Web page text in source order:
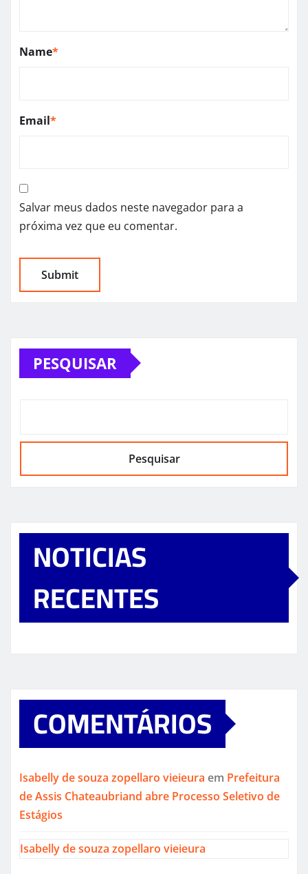
Name*
Email*
Salvar meus dados neste navegador para a
próxima vez que eu comentar.
PESQUISAR
Pesquisar
NOTICIAS
RECENTES
COMENTÁRIOS
Isabelly de souza zopellaro vieieura em Prefeitura
de Assis Chateaubriand abre Processo Seletivo de
Estágios
Isabelly de souza zopellaro vieieura